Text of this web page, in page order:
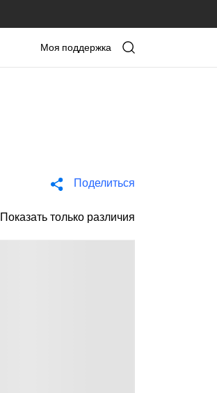
Моя поддержка
Поделиться
Показать только различия